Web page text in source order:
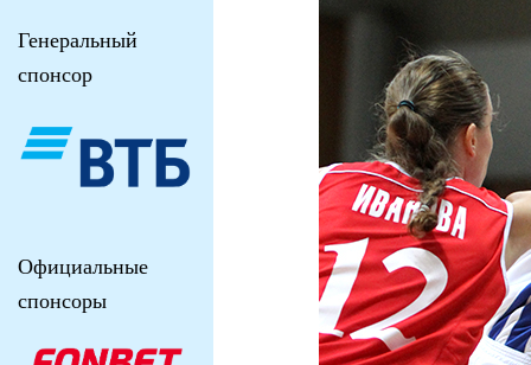
Генеральный
спонсор
Официальные
спонсоры